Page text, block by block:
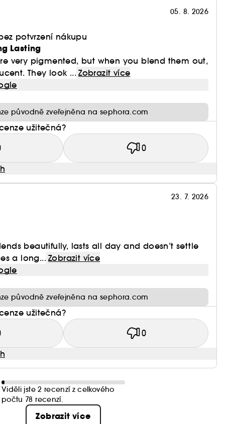
nebo výraznější výsledek, tekutá tvářenka
vydrží po celý den
Liquid Blush má následující vlastnosti:
05. 8. 2026
potvrzení nákupu
Lasting
very pigmented, but when you blend them out,
They look ... Zobrazit více
původně zveřejněna na sephora.com
užitečná?
0
23. 7. 2026
beautifully, lasts all day and doesn’t settle
a long... Zobrazit více
původně zveřejněna na sephora.com
užitečná?
0
Viděli jste 2 recenzí z celkového
počtu 78 recenzí.
Zobrazit více